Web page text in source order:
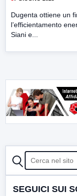
Dugenta ottiene un
l’efficientamento
Siani e...
CERCA
SEGUICI SUI